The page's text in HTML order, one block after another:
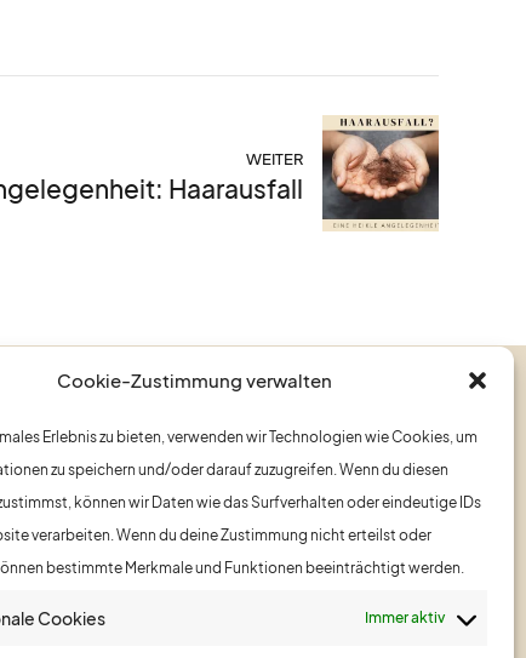
Cookie-Zustimmung verwalten
Erlebnis zu bieten, verwenden wir Technologien wie Cookies, um
zu speichern und/oder darauf zuzugreifen. Wenn du diesen
können wir Daten wie das Surfverhalten oder eindeutige IDs
verarbeiten. Wenn du deine Zustimmung nicht erteilst oder
bestimmte Merkmale und Funktionen beeinträchtigt werden.
Cookies Immer aktiv
WEITER
Haarausfall
Startseite
Über uns
Leistungen
Nashi Argan